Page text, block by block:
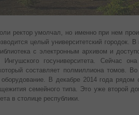
ректор умолчал, но именно при нем
целый университетский городок.
с электронным архивом и
госуниверситета. Сейчас
составляет полмиллиона томов.
В декабре 2014 года рядом
семейного типа. Это уже второй
в столице республики.